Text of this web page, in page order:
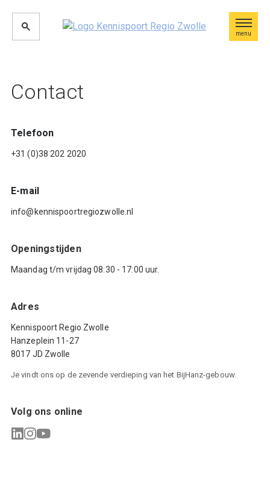
menu
Contact
Telefoon
+31 (0)38 202 2020
E-mail
info@kennispoortregiozwolle.nl
Openingstijden
Maandag t/m vrijdag 08:30 - 17:00 uur.
Volg ons online
Adres
Kennispoort Regio Zwolle
Hanzeplein 11-27
8017 JD Zwolle
Je vindt ons op de zevende verdieping van het BijHanz-gebouw.